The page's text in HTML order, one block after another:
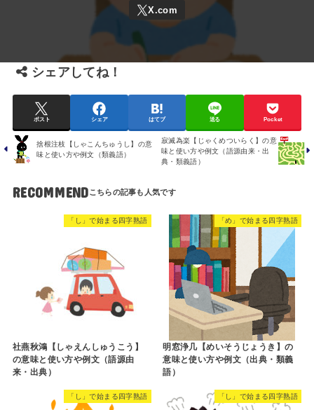
シェアしてね！
ポスト シェア はてブ 送る Pocket
捨根注枝【しゃこんちゅうし】の意
味と使い方や例文（類義語）
寂滅為楽【じゃくめついらく】の意
味と使い方や例文（語源由来・出
典・類義語）
RECOMMEND
「し」で始まる四字熟語
社燕秋鴻【しゃえんしゅうこう】
の意味と使い方や例文（語源由
来・出典）
「め」で始まる四字熟語
明窓浄几【めいそうじょうき】の
意味と使い方や例文（出典・類義
語）
「し」で始まる四字熟語 「し」で始まる四字熟語